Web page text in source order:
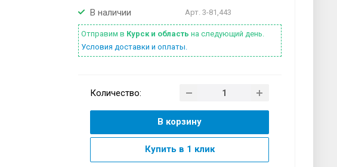
В наличии Арт. 3-81,443
Отправим в Курск и область на следующий день.
Условия доставки и оплаты.
Количество:
В корзину
Купить в 1 клик